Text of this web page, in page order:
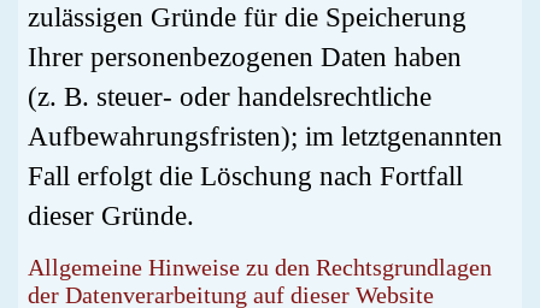
zulässigen Gründe für die Speicherung
Ihrer personenbezogenen Daten haben
(z. B. steuer- oder handelsrechtliche
Aufbewahrungsfristen); im letztgenannten
Fall erfolgt die Löschung nach Fortfall
dieser Gründe.
Allgemeine Hinweise zu den Rechtsgrundlagen
der Datenverarbeitung auf dieser Website